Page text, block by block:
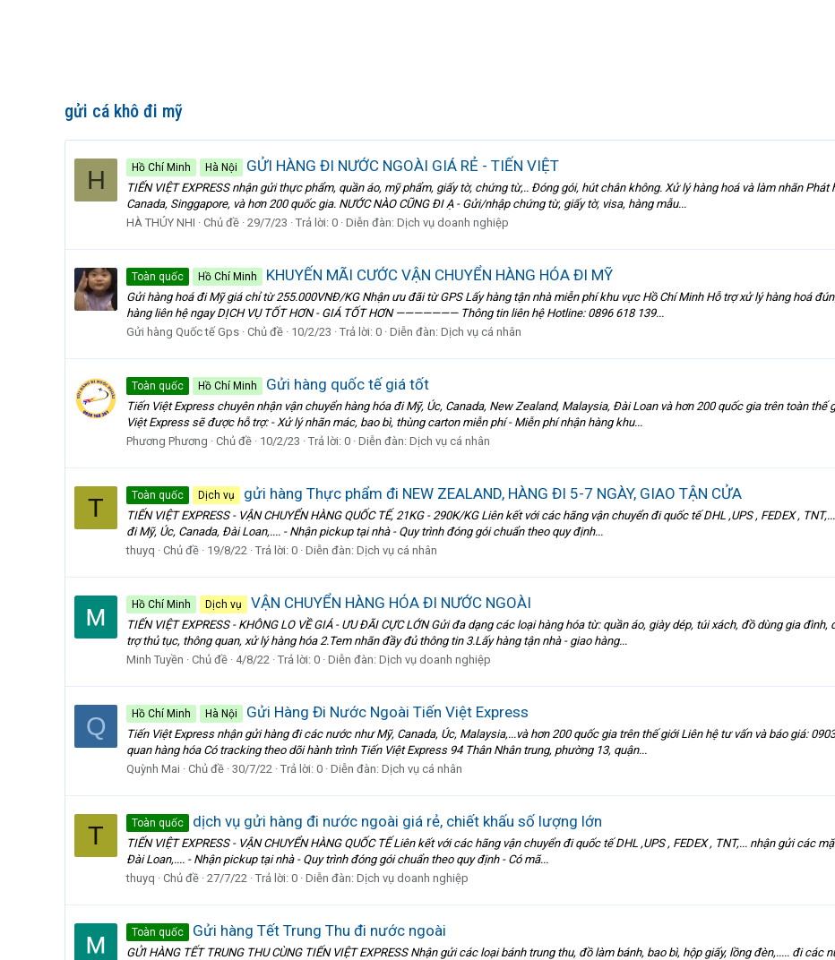
gửi cá khô đi mỹ
H Hồ Chí Minh Hà Nội GỬI HÀNG ĐI NƯỚC NGOÀI GIÁ RẺ - TIẾN VIỆT
TIẾN VIỆT EXPRESS nhận gửi thực phẩm, quần áo, mỹ phẩm, giấy tờ, chứng từ,.. Đóng gói, hút chân không. Xử lý hàng hoá và làm nhãn
Canada, Singgapore, và hơn 200 quốc gia. NƯỚC NÀO CŨNG ĐI Ạ - Gửi/nhập chứng từ, giấy tờ, visa, hàng mẫu...
HÀ THÚY NHI
Chủ đề 29/7/23 Trả lời: 0 Diễn đàn: Dịch vụ doanh nghiệp
Toàn quốc Hồ Chí Minh KHUYẾN MÃI CƯỚC VẬN CHUYỂN HÀNG HÓA ĐI MỸ
Gửi hàng hoá đi Mỹ giá chỉ từ 255.000VNĐ/KG Nhận ưu đãi từ GPS Lấy hàng tận nhà miễn phí khu vực Hồ Chí Minh Hỗ trợ xử lý hàng hoá
hàng liên hệ ngay DỊCH VỤ TỐT HƠN - GIÁ TỐT HƠN ——————— Thông tin liên hệ Hotline: 0896 618 139...
Gửi hàng Quốc tế Gps Chủ đề 10/2/23 Trả lời: 0 Diễn đàn: Dịch vụ cá nhân
Toàn quốc Hồ Chí Minh Gửi hàng quốc tế giá tốt
Tiến Việt Express chuyên nhận vận chuyển hàng hóa đi Mỹ, Úc, Canada, New Zealand, Malaysia, Đài Loan và hơn 200 quốc gia trên toàn
Việt Express sẽ được hỗ trợ: - Xử lý nhãn mác, bao bì, thùng carton miễn phí - Miễn phí nhận hàng khu...
Phương Phương
Chủ đề 10/2/23 Trả lời: 0 Diễn đàn: Dịch vụ cá nhân
T Toàn quốc Dịch vụ gửi hàng Thực phẩm đi NEW ZEALAND, HÀNG ĐI 5-7 NGÀY, GIAO TẬN CỬA
TIẾN VIỆT EXPRESS - VẬN CHUYỂN HÀNG QUỐC TẾ, 21KG - 290K/KG Liên kết với các hãng vận chuyển đi quốc tế DHL ,UPS , FEDEX ,
đi Mỹ, Úc, Canada, Đài Loan,.... - Nhận pickup tại nhà - Quy trình đóng gói chuẩn theo quy định...
thuyq
Chủ đề 19/8/22 Trả lời: 0 Diễn đàn: Dịch vụ cá nhân
Hồ Chí Minh Dịch vụ VẬN CHUYỂN HÀNG HÓA ĐI NƯỚC NGOÀI
TIẾN VIỆT EXPRESS - KHÔNG LO VỀ GIÁ - ƯU ĐÃI CỰC LỚN Gửi đa dạng các loại hàng hóa từ: quần áo, giày dép, túi xách, đồ dùng gia
trợ thủ tục, thông quan, xử lý hàng hóa 2.Tem nhãn đầy đủ thông tin 3.Lấy hàng tận nhà - giao hàng...
Minh Tuyền
Chủ đề 4/8/22 Trả lời: 0 Diễn đàn: Dịch vụ doanh nghiệp
Q Hồ Chí Minh Hà Nội Gửi Hàng Đi Nước Ngoài Tiến Việt Express
Tiến Việt Express nhận gửi hàng đi các nước như Mỹ, Canada, Úc, Malaysia,...và hơn 200 quốc gia trên thế giới Liên hệ tư vấn và báo giá:
quan hàng hóa Có tracking theo dõi hành trình Tiến Việt Express 94 Thân Nhân trung, phường 13, quận...
Quỳnh Mai
Chủ đề 30/7/22 Trả lời: 0 Diễn đàn: Dịch vụ cá nhân
T Toàn quốc dịch vụ gửi hàng đi nước ngoài giá rẻ, chiết khấu số lượng lớn
TIẾN VIỆT EXPRESS - VẬN CHUYỂN HÀNG QUỐC TẾ Liên kết với các hãng vận chuyển đi quốc tế DHL ,UPS , FEDEX , TNT,... nhận gửi các
Đài Loan,.... - Nhận pickup tại nhà - Quy trình đóng gói chuẩn theo quy định - Có mã...
thuyq
Chủ đề 27/7/22 Trả lời: 0 Diễn đàn: Dịch vụ doanh nghiệp
Toàn quốc Gửi hàng Tết Trung Thu đi nước ngoài
GỬI HÀNG TẾT TRUNG THU CÙNG TIẾN VIỆT EXPRESS Nhận gửi các loại bánh trung thu, đồ làm bánh, bao bì, hộp giấy, lồng đèn,..... đi các